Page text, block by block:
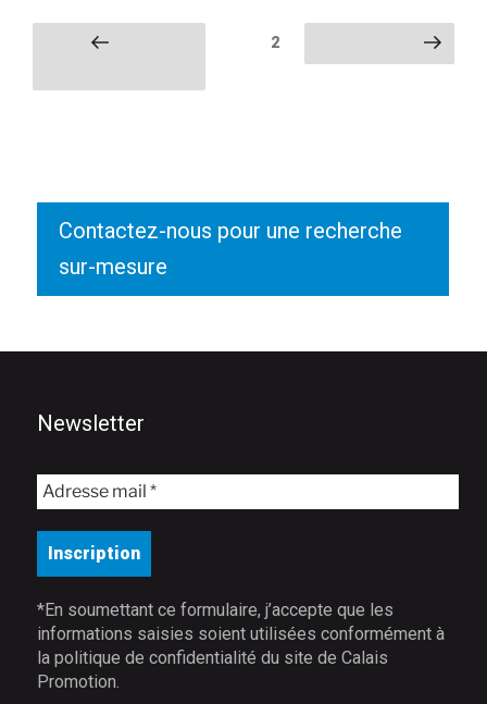
PAGINATION
DES
Page
2 Page suivante
Contactez-nous pour une recherche
sur-mesure
Newsletter
*En soumettant ce formulaire, j’accepte que les
informations saisies soient utilisées conformément à
la politique de confidentialité du site de Calais
Promotion.